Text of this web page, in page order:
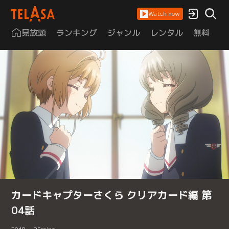
Watch now
見放題 ランキング ジャンル レンタル 無料
カードキャプターさくら クリアカード編 第
04話